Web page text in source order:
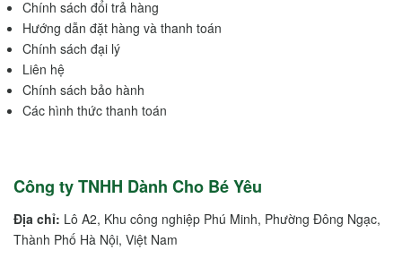
Chính sách đổi trả hàng
Hướng dẫn đặt hàng và thanh toán
Chính sách đại lý
Liên hệ
Chính sách bảo hành
Các hình thức thanh toán
Công ty TNHH Dành Cho Bé Yêu
Địa chỉ: Lô A2, Khu công nghiệp Phú Minh, Phường Đông Ngạc,
Thành Phố Hà Nội, Việt Nam